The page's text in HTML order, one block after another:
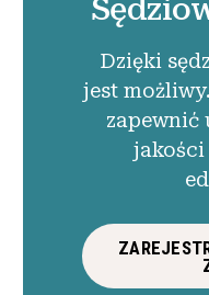
Dzięki
jest
zapewnić
jakości